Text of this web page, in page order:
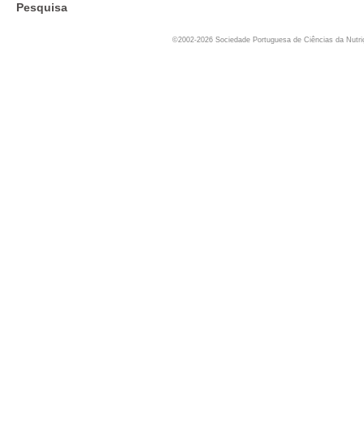
Pesquisa
©2002-2026 Sociedade Portuguesa de Ciências da